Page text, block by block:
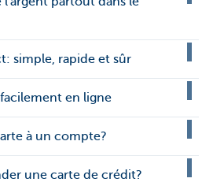
simple, rapide et sûr
en ligne
à un compte?
une carte de crédit?